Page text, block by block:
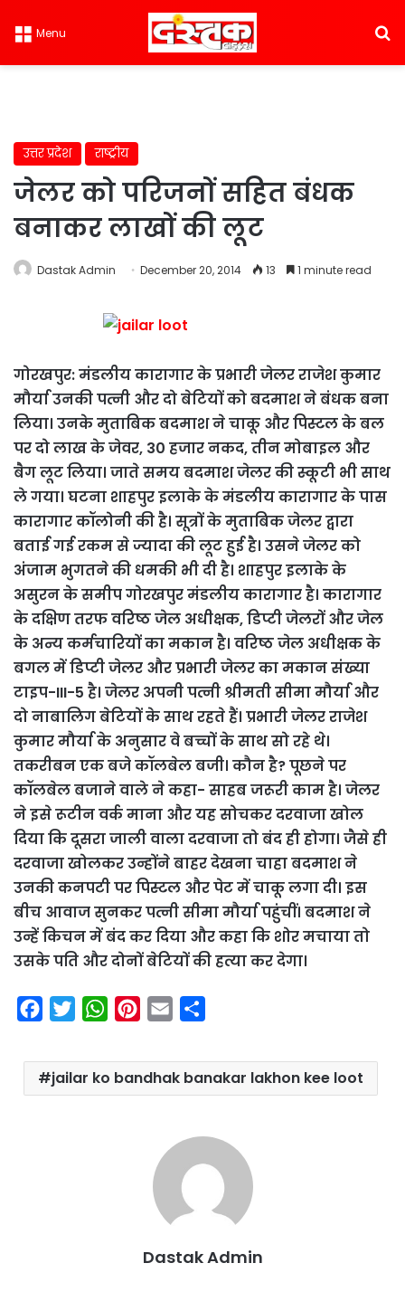
Menu
उत्तर प्रदेश राष्ट्रीय
जेलर को परिजनों सहित बंधक
बनाकर लाखों की लूट
Dastak Admin December 20, 2014 13 1 minute read
गोरखपुर: मंडलीय कारागार के प्रभारी जेलर राजेश कुमार
मौर्या उनकी पत्नी और दो बेटियों को बदमाश ने बंधक बना
लिया। उनके मुताबिक बदमाश ने चाकू और पिस्टल के बल
पर दो लाख के जेवर, 30 हजार नकद, तीन मोबाइल और
बैग लूट लिया। जाते समय बदमाश जेलर की स्कूटी भी साथ
ले गया। घटना शाहपुर इलाके के मंडलीय कारागार के पास
कारागार कॉलोनी की है। सूत्रों के मुताबिक जेलर द्वारा
बताई गई रकम से ज्यादा की लूट हुई है। उसने जेलर को
अंजाम भुगतने की धमकी भी दी है। शाहपुर इलाके के
असुरन के समीप गोरखपुर मंडलीय कारागार है। कारागार
के दक्षिण तरफ वरिष्ठ जेल अधीक्षक, डिप्टी जेलरों और जेल
के अन्य कर्मचारियों का मकान है। वरिष्ठ जेल अधीक्षक के
बगल में डिप्टी जेलर और प्रभारी जेलर का मकान संख्या
टाइप-III-5 है। जेलर अपनी पत्नी श्रीमती सीमा मौर्या और
दो नाबालिग बेटियों के साथ रहते हैं। प्रभारी जेलर राजेश
कुमार मौर्या के अनुसार वे बच्चों के साथ सो रहे थे।
तकरीबन एक बजे कॉलबेल बजी। कौन है? पूछने पर
कॉलबेल बजाने वाले ने कहा- साहब जरूरी काम है। जेलर
ने इसे रूटीन वर्क माना और यह सोचकर दरवाजा खोल
दिया कि दूसरा जाली वाला दरवाजा तो बंद ही होगा। जैसे ही
दरवाजा खोलकर उन्होंने बाहर देखना चाहा बदमाश ने
उनकी कनपटी पर पिस्टल और पेट में चाकू लगा दी। इस
बीच आवाज सुनकर पत्नी सीमा मौर्या पहुंचीं। बदमाश ने
उन्हें किचन में बंद कर दिया और कहा कि शोर मचाया तो
उसके पति और दोनों बेटियों की हत्या कर देगा।
c
e
i
t
W
a
t
n
t
a
i
a
r
jailar ko bandhak banakar lakhon kee loot
Dastak Admin